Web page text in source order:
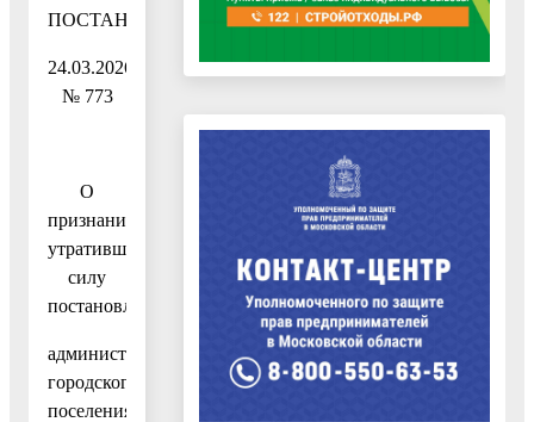
ПОСТАНОВЛЕНИЕ
24.03.2026
№ 773
О
признании
утратившим
силу
постановления
администрации
городского
поселения